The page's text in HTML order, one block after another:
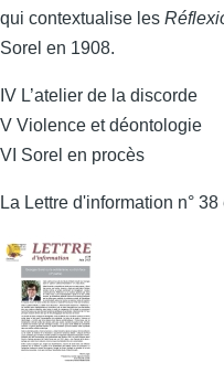
qui contextualise les
Sorel en 1908.
IV L’atelier de la discorde
V Violence et déontologie
VI Sorel en procès
La Lettre d'information n°